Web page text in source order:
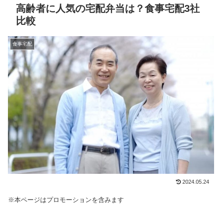
高齢者に人気の宅配弁当は？食事宅配3社
比較
食事宅配
2024.05.24
※本ページはプロモーションを含みます